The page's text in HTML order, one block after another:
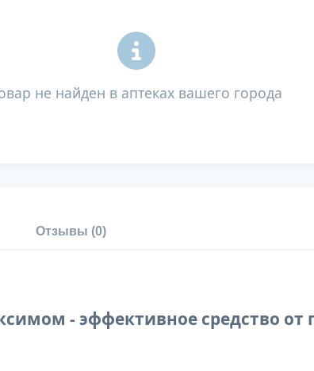
не найден в аптеках вашего города
Отзывы (0)
- эффективное средство от